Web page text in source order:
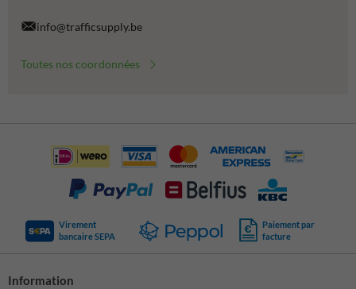
info@trafficsupply.be
Toutes nos coordonnées
Virement
bancaire SEPA
Paiement par
facture
Information